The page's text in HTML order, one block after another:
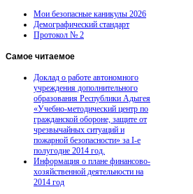
Мои безопасные каникулы 2026
Демографический стандарт
Протокол № 2
Самое читаемое
Доклад о работе автономного
учреждения дополнительного
образования Республики Адыгея
«Учебно-методический центр по
гражданской обороне, защите от
чрезвычайных ситуаций и
пожарной безопасности» за I-е
полугодие 2014 год.
Информация о плане финансово-
хозяйственной деятельности на
2014 год